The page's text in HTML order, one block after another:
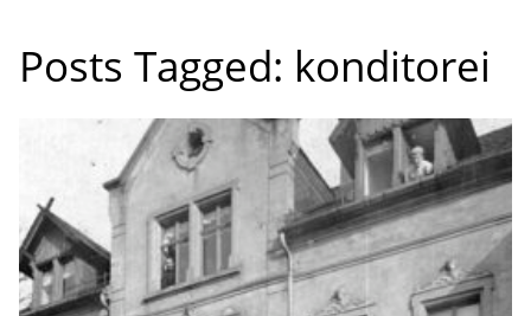
Posts Tagged: konditorei